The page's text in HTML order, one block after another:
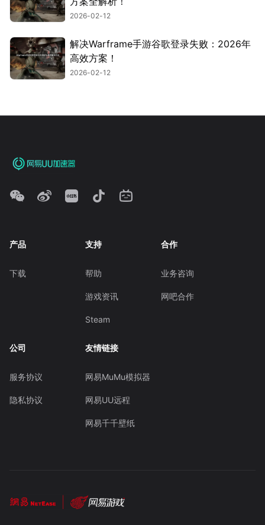
2026-02-12
解决Warframe手游谷歌登录失败：2026年
高效方案！
2026-02-12
产品
下载
支持
帮助
游戏资讯
Steam
合作
业务咨询
网吧合作
公司
服务协议
隐私协议
友情链接
网易MuMu模拟器
网易UU远程
网易千千壁纸